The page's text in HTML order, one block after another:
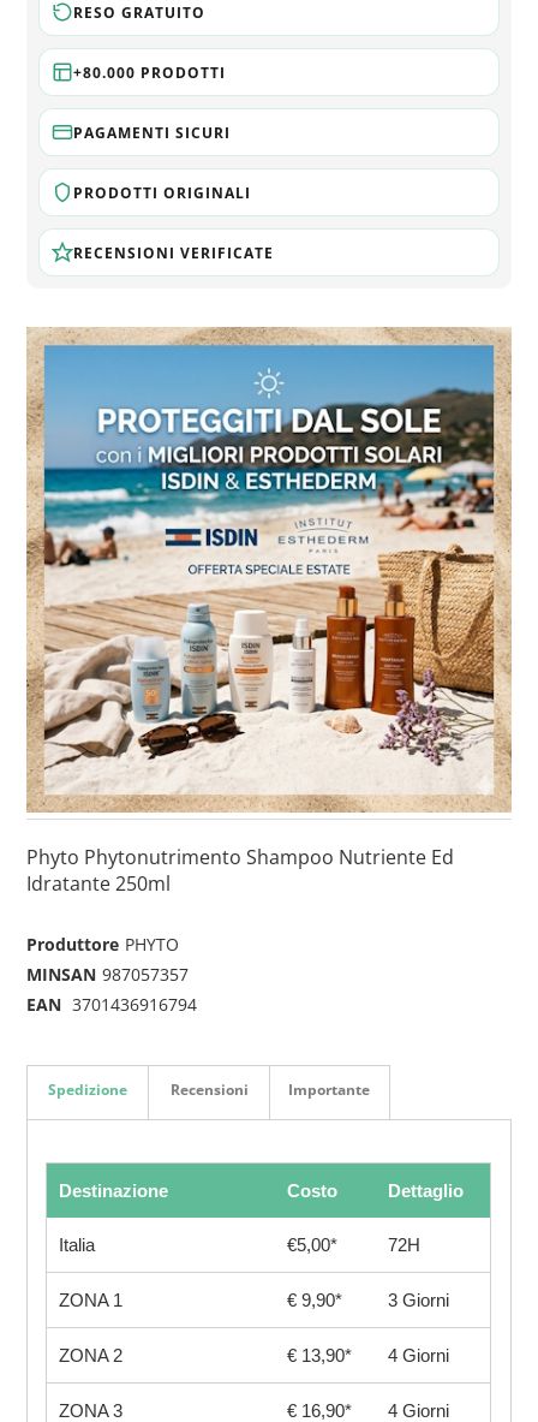
RESO GRATUITO
+80.000 PRODOTTI
PAGAMENTI SICURI
PRODOTTI ORIGINALI
RECENSIONI VERIFICATE
Phyto Phytonutrimento Shampoo Nutriente Ed
Idratante 250ml
Produttore PHYTO
MINSAN 987057357
EAN 3701436916794
Spedizione
Destinazione Costo Dettaglio
Italia €5,00* 72H
ZONA 1 € 9,90* 3 Giorni
ZONA 2 € 13,90* 4 Giorni
ZONA 3 € 16,90* 4 Giorni
Recensioni Importante